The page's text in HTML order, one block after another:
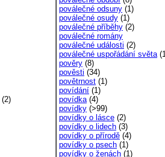
(2)
poválečné odsuny (1)
poválečné osudy (1)
poválečné příběhy (2)
poválečné romány
poválečné události (2)
poválečné uspořádání světa
pověry (8)
pověsti (34)
povětrnost (1)
povídání (1)
povídka(4)
povídky (>99)
povídky o lásce (2)
povídky o lidech (3)
povídky o přírodě (4)
povídky o psech (1)
povídky o ženách (1)